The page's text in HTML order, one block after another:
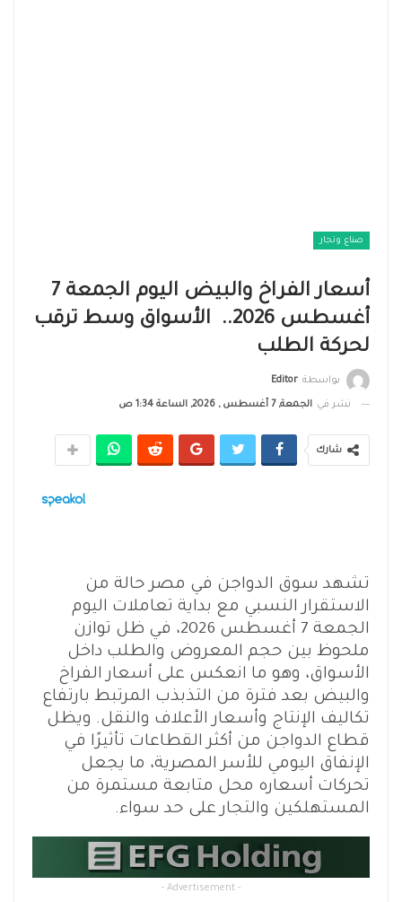
صناع وتجار
أسعار الفراخ والبيض اليوم الجمعة 7
أغسطس 2026.. الأسواق وسط ترقب
لحركة الطلب
بواسطة Editor
نشر في الجمعة, 7 أغسطس , 2026, الساعة 1:34 ص
شارك
تشهد سوق الدواجن في مصر حالة من
الاستقرار النسبي مع بداية تعاملات اليوم
الجمعة 7 أغسطس 2026، في ظل توازن
ملحوظ بين حجم المعروض والطلب داخل
الأسواق، وهو ما انعكس على أسعار الفراخ
والبيض بعد فترة من التذبذب المرتبط بارتفاع
تكاليف الإنتاج وأسعار الأعلاف والنقل. ويظل
قطاع الدواجن من أكثر القطاعات تأثيرًا في
الإنفاق اليومي للأسر المصرية، ما يجعل
تحركات أسعاره محل متابعة مستمرة من
المستهلكين والتجار على حد سواء.
- Advertisement -